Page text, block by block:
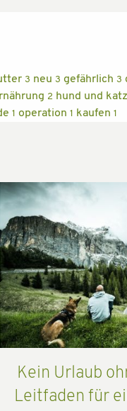
3 neu 3 gefährlich 3
2 hund und katz
1 operation 1 kaufen 1
Kein Urlaub
Leitfaden für